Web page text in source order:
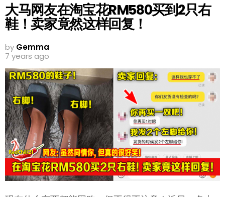
大马网友在淘宝花RM580买到2只右
鞋！卖家竟然这样回复！
by Gemma
7 years ago